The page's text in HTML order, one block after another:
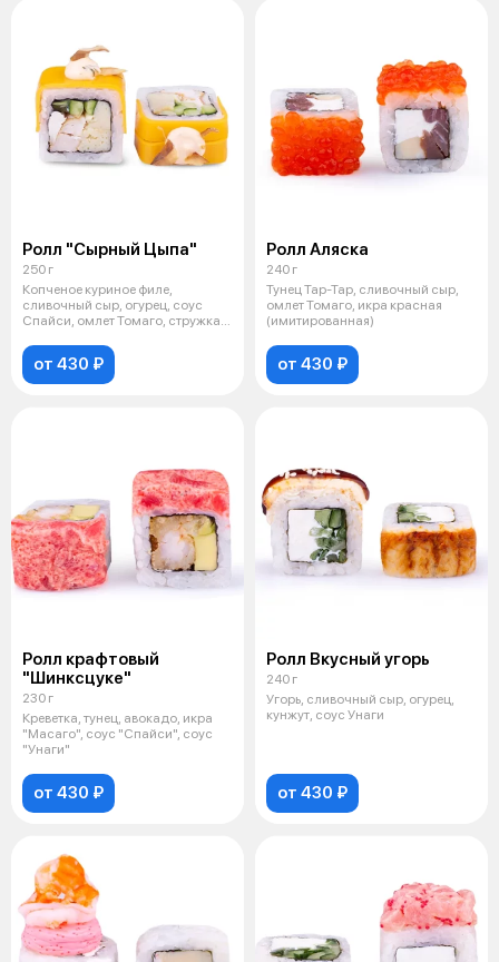
Ролл "Сырный Цыпа"
250 г
Копченое куриное филе,
сливочный сыр, огурец, соус
Спайси, омлет Томаго, стружка
от 430 ₽
Ролл Аляска
240 г
Тунец Тар-Тар, сливочный сыр,
омлет Томаго, икра красная
(имитированная)
от 430 ₽
Ролл крафтовый
"Шинксцуке"
230 г
Креветка, тунец, авокадо, икра
"Масаго", соус "Спайси", соус
"Унаги"
от 430 ₽
Ролл Вкусный угорь
240 г
Угорь, сливочный сыр, огурец,
кунжут, соус Унаги
от 430 ₽